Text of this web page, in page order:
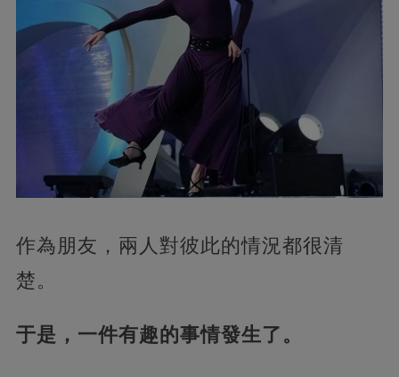
作為朋友，兩人對彼此的情況都很清
楚。
于是，一件有趣的事情發生了。